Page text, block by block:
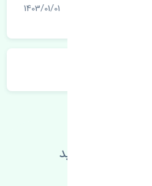
1403/01/01
خود را بالا ببرید